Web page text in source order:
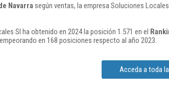
Navarra según ventas, la empresa Soluciones
Sl ha obtenido en 2024 la posición 1.571 en el
en 168 posiciones respecto al año 2023.
Acceda a toda